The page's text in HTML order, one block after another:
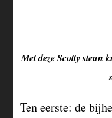
Met deze Scotty steun
Ten eerste: de